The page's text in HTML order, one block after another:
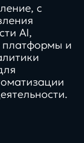
с
AI,
и